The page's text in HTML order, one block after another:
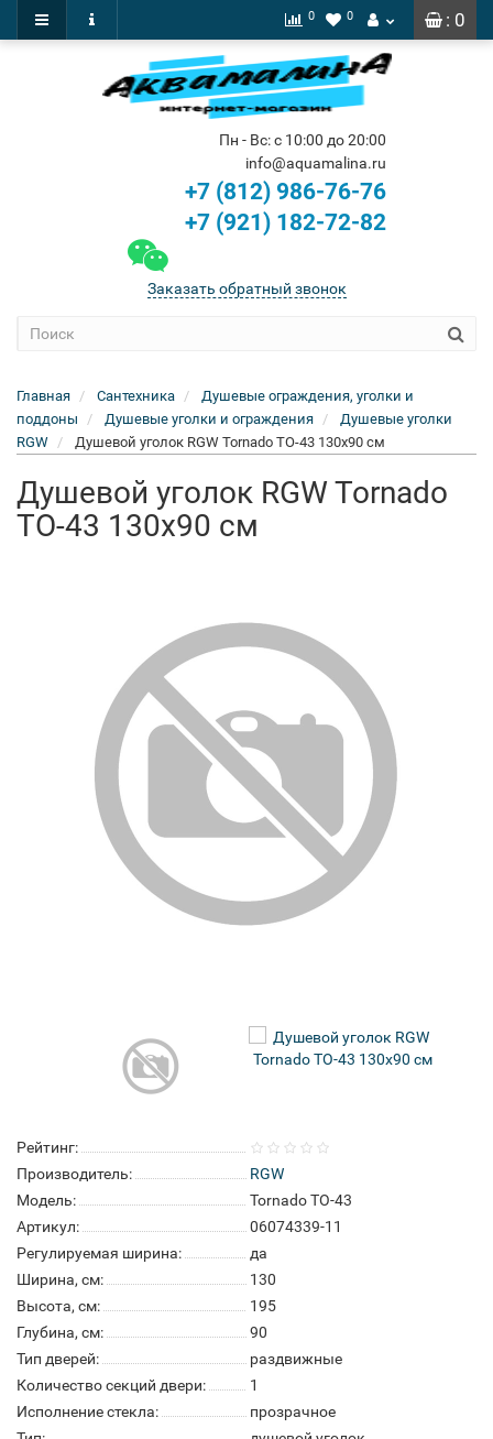
: 0
0 0
Пн - Вс: с 10:00 до 20:00
info@aquamalina.ru
+7 (812) 986-76-76
+7 (921) 182-72-82
Заказать обратный звонок
Главная Сантехника
Душевые ограждения, уголки и
поддоны
Душевые уголки и ограждения
Душевые уголки
RGW
Душевой уголок RGW Tornado TO-43 130x90 см
Душевой уголок RGW Tornado
TO-43 130x90 см
Рейтинг:
Производитель:
RGW
Модель:
Tornado TO-43
Артикул:
06074339-11
Регулируемая ширина:
да
Ширина, см:
130
Высота, см:
195
Глубина, см:
90
Тип дверей:
раздвижные
Количество секций двери:
1
Исполнение стекла:
прозрачное